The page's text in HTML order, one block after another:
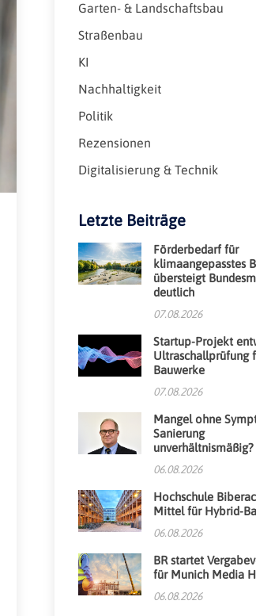
Garten- & Landschaftsbau
Straßenbau
KI
Nachhaltigkeit
Politik
Rezensionen
Digitalisierung & Technik
Letzte Beiträge
Förderbedarf für
klimaangepasstes
übersteigt
deutlich
07.08.2026
Startup-Projekt
Ultraschallprüfung
Bauwerke
07.08.2026
Mangel ohne
Sanierung
unverhältnismäßig?
06.08.2026
Hochschule
Mittel für Hybrid-
06.08.2026
BR startet
für Munich Media
06.08.2026